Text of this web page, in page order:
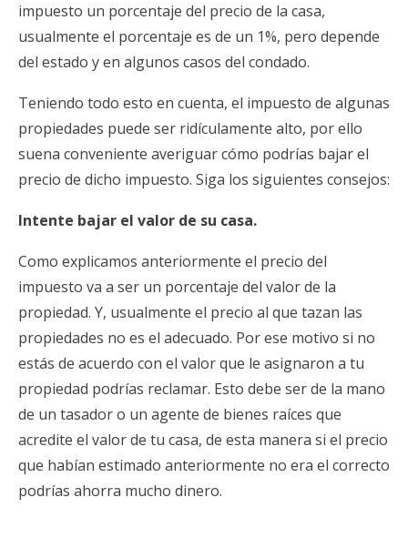
impuesto un porcentaje del precio de la casa,
usualmente el porcentaje es de un 1%, pero depende
del estado y en algunos casos del condado.
Teniendo todo esto en cuenta, el impuesto de algunas
propiedades puede ser ridículamente alto, por ello
suena conveniente averiguar cómo podrías bajar el
precio de dicho impuesto. Siga los siguientes consejos:
Intente bajar el valor de su casa.
Como explicamos anteriormente el precio del
impuesto va a ser un porcentaje del valor de la
propiedad. Y, usualmente el precio al que tazan las
propiedades no es el adecuado. Por ese motivo si no
estás de acuerdo con el valor que le asignaron a tu
propiedad podrías reclamar. Esto debe ser de la mano
de un tasador o un agente de bienes raíces que
acredite el valor de tu casa, de esta manera si el precio
que habían estimado anteriormente no era el correcto
podrías ahorra mucho dinero.